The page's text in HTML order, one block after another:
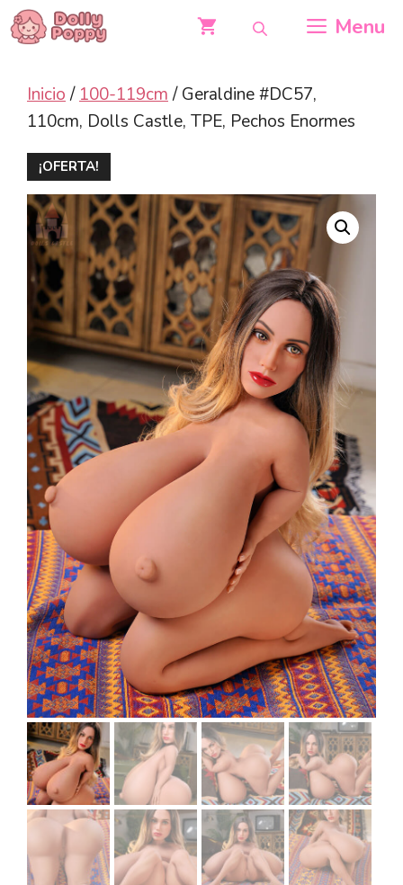
Saltar
al
Menu
Inicio/ 100-119cm/ Geraldine #DC57,
110cm, Dolls Castle, TPE, Pechos Enormes
¡OFERTA!